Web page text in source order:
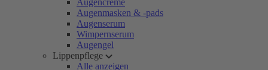
Augencreme
Augenmasken & -pads
Augenserum
Wimpernserum
Augengel
Lippenpflege
Alle anzeigen